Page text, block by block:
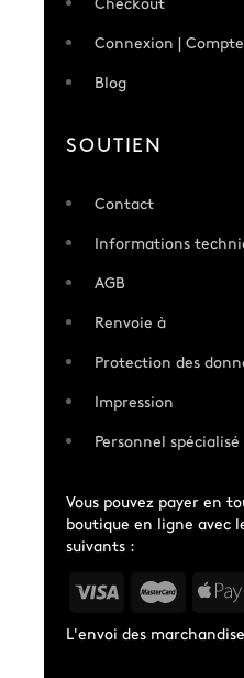
Checkout
Connexion | Compte
Blog
SOUTIEN
Contact
Informations
AGB
Renvoie à
Protection des
Impression
Personnel spécialisé
Vous pouvez payer en
boutique en ligne avec
suivants :
L'envoi des